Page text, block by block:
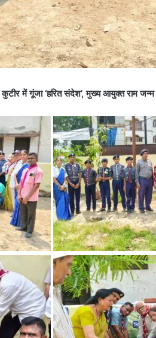
कुटीर में गूंजा ‘हरित संदेश’, मुख्य आयुक्त राम जन्म